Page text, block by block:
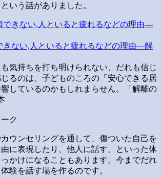
いう話がありました。
きない,人といると疲れるなどの理由―解
気持ちを打ち明けられない、だれも信じ
るのは、子どものころの「安心できる居
しているのかもしれまらせん。「解離の
ウンセリングを通して、傷ついた自己を
に表現したり、他人に話す、といった体
かけになることもあります。今までだれ
験を話す場を作るのです。